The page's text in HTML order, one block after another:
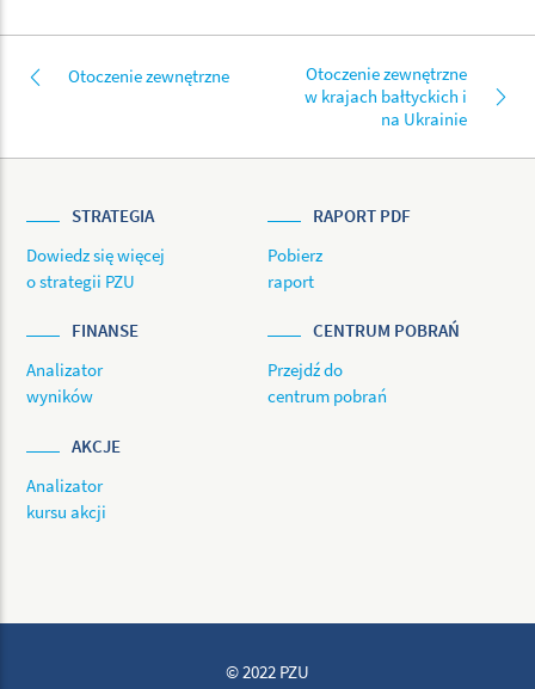
Otoczenie zewnętrzne
Otoczenie zewnętrzne
w krajach bałtyckich i
na Ukrainie
STRATEGIA
Dowiedz się więcej
o strategii PZU
RAPORT PDF
Pobierz
raport
FINANSE
Analizator
wyników
CENTRUM POBRAŃ
Przejdź do
centrum pobrań
AKCJE
Analizator
kursu akcji
© 2022 PZU